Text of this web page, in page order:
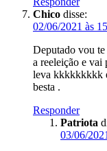
Chico disse:
02/06/2021 às
Deputado vou
a reeleição e vai
leva kkkkkkkkk
besta .
Responder
Patriota
03/06/